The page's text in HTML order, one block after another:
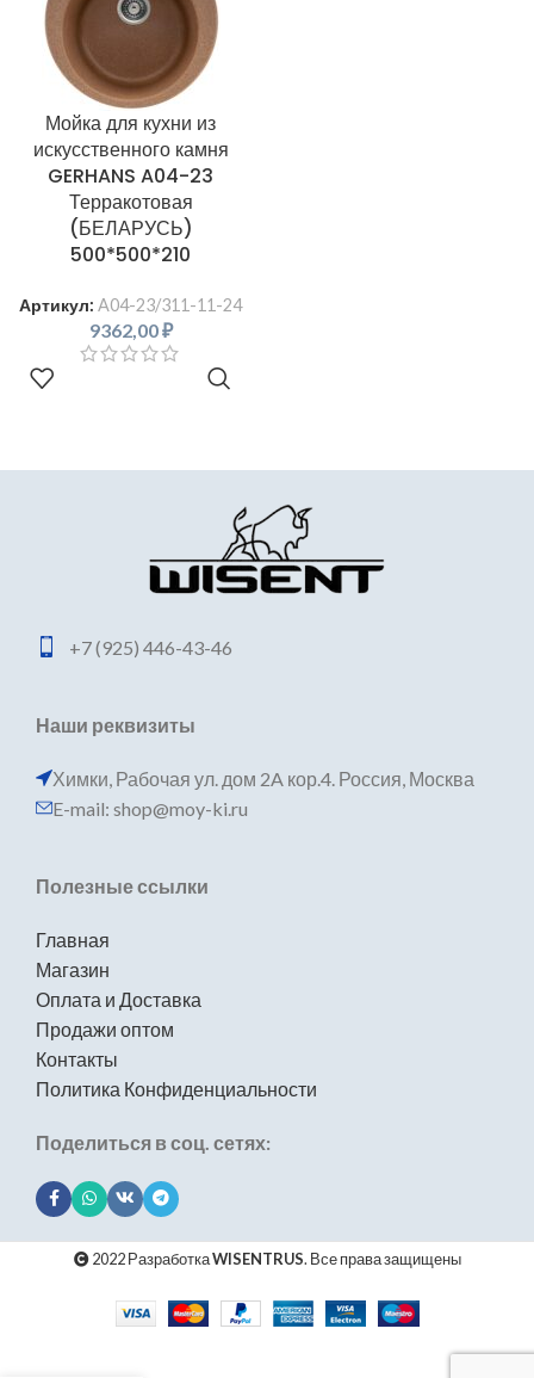
Мойка для кухни из
искусственного камня
GERHANS A04-23
Терракотовая
(БЕЛАРУСЬ)
500*500*210
Артикул: A04-23/311-11-24
9362,00₽
+7 (925) 446-43-46
Наши реквизиты
Химки, Рабочая ул. дом 2A кор.4. Россия, Москва
E-mail: shop@moy-ki.ru
Полезные ссылки
Главная
Магазин
Оплата и Доставка
Продажи оптом
Контакты
Политика Конфиденциальности
Поделиться в соц. сетях:
2022 РазработкаWISENTRUS. Все права защищены